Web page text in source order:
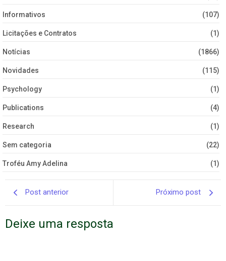
Informativos (107)
Licitações e Contratos (1)
Notícias (1866)
Novidades (115)
Psychology (1)
Publications (4)
Research (1)
Sem categoria (22)
Troféu Amy Adelina (1)
Post anterior Próximo post
Deixe uma resposta